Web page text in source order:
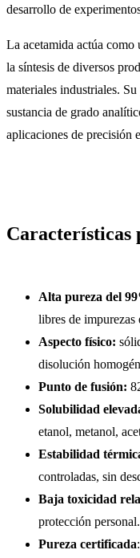
desarrollo de
La acetamida actúa
la síntesis de diversos
materiales industriales.
sustancia de grado
aplicaciones de precisión
Características
Alta pureza del
libres de impurezas
Aspecto físico:
disolución
Punto de fusión:
Solubilidad
etanol, metanol,
Estabilidad
controladas, sin
Baja toxicidad
protección personal.
Pureza certificada